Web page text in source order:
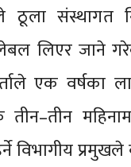
संस्थागत
लेबल लिएर जाने
एक वर्षका
विभागीय